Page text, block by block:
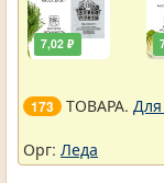
7,02 ₽
173 ТОВАРА.
Орг: Леда